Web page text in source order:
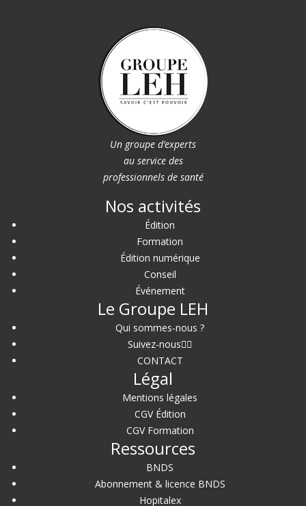
Un groupe d’experts
au service des
professionnels de santé
Nos activités
Édition
Formation
Édition numérique
Conseil
Événement
Le Groupe LEH
Qui sommes-nous ?
Suivez-nous
CONTACT
Légal
Mentions légales
CGV Édition
CGV Formation
Ressources
BNDS
Abonnement & licence BNDS
Hopitalex